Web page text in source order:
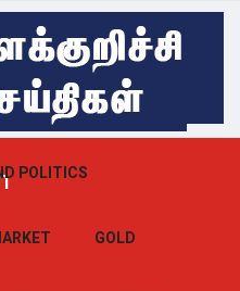
POLITICS
GOLD